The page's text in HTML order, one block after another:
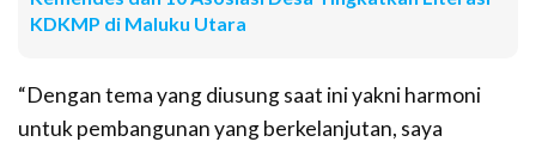
KDKMP di Maluku Utara
“Dengan tema yang diusung saat ini yakni harmoni
untuk pembangunan yang berkelanjutan, saya